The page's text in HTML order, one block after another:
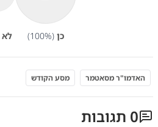
כן (
100%) לא
האדמו"ר מסאטמר מסע הקודש
0 תגובות